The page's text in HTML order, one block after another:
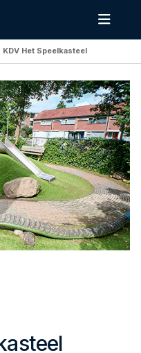
KDV Het Speelkasteel